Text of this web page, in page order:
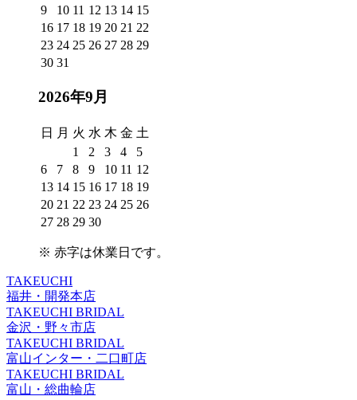
9
10 11 12 13 14 15
16 17 18 19 20 21 22
23 24 25 26 27 28 29
30 31
2026年9月
日 月 火 水 木 金 土
1
2 3 4
5
6
7 8 9 10 11 12
13 14 15 16 17 18 19
20 21 22 23 24 25 26
27 28 29 30
※ 赤字は休業日 です。
TAKEUCHI
福井・開発本店
TAKEUCHI BRIDAL
金沢・野々市店
TAKEUCHI BRIDAL
富山インター・二口町店
TAKEUCHI BRIDAL
富山・総曲輪店